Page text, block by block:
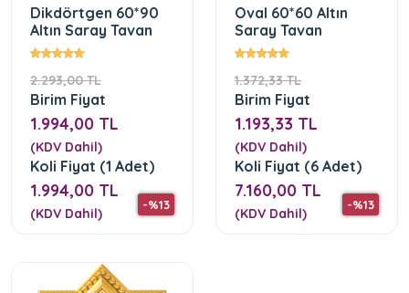
Dikdörtgen 60*90
Altın Saray Tavan
2.293,00 TL
-%13
Birim Fiyat
1.994,00 TL
(KDV Dahil)
Koli Fiyat (1 Adet)
1.994,00 TL
(KDV Dahil)
Oval 60*60 Altın
Saray Tavan
1.372,33 TL
-%13
Birim Fiyat
1.193,33 TL
(KDV Dahil)
Koli Fiyat (6 Adet)
7.160,00 TL
(KDV Dahil)